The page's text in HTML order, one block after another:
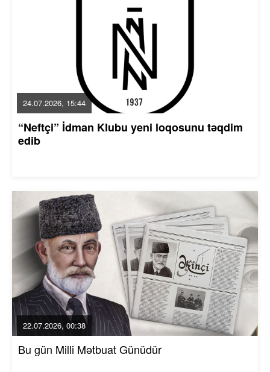
24.07.2026, 15:44
“Neftçi” İdman Klubu yeni loqosunu təqdim
edib
22.07.2026, 00:38
Bu gün Milli Mətbuat Günüdür